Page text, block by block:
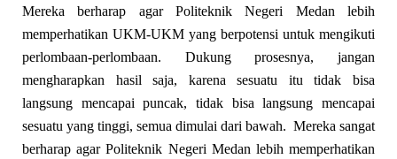
Mereka berharap agar Politeknik Negeri Medan lebih
memperhatikan UKM-UKM yang berpotensi untuk mengikuti
perlombaan-perlombaan. Dukung prosesnya, jangan
mengharapkan hasil saja, karena sesuatu itu tidak bisa
langsung mencapai puncak, tidak bisa langsung mencapai
sesuatu yang tinggi, semua dimulai dari bawah. Mereka sangat
berharap agar Politeknik Negeri Medan lebih memperhatikan